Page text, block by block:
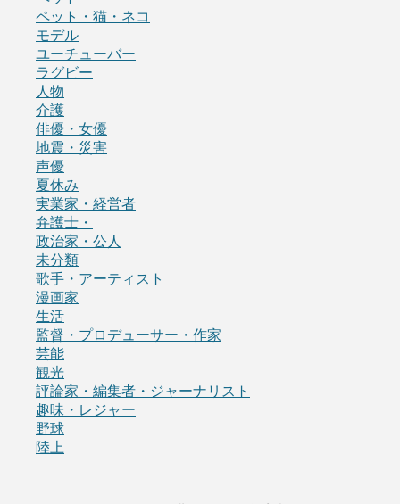
ペット・猫・ネコ
モデル
ユーチューバー
ラグビー
人物
介護
俳優・女優
地震・災害
声優
夏休み
実業家・経営者
弁護士・
政治家・公人
未分類
歌手・アーティスト
漫画家
生活
監督・プロデューサー・作家
芸能
観光
評論家・編集者・ジャーナリスト
趣味・レジャー
野球
陸上